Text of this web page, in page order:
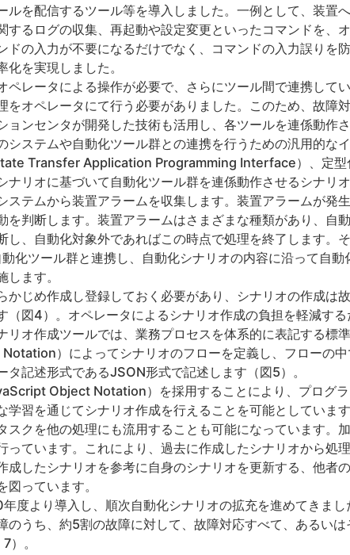
ルを配信するツール等を導入しました。一例として、装置
するログの収集、再起動や設定変更といったコマンドを、
ドの入力が不要になるだけでなく、コマンドの入力誤りを
を実現しました。
ペレータによる操作が必要で、さらにツール間で連携して
をオペレータにて行う必要がありました。このため、故障
ョンセンタが開発した技術も活用し、各ツールを連係動作
システムや自動化ツール群との連携を行うための汎用的な
Transfer Application Programming Interface）、定型
ナリオに基づいて自動化ツール群を連係動作させるシナリ
ステムから装置アラームを収集します。装置アラームが発
を判断します。装置アラームはさまざまな種類があり、自
し、自動化対象外であればこの時点で処理を終了します。
化ツール群と連携し、自動化シナリオの内容に沿って自
ます。
かじめ作成し登録しておく必要があり、シナリオの作成は
（図4）。オペレータによるシナリオ作成の負担を軽減す
リオ作成ツールでは、業務プロセスを体系的に表記する標
）によってシナリオのフローを定義し、フローの中
タ記述形式であるJSON形式で記述します（図5）。
Object Notation）を採用することにより、プログ
学習を通じてシナリオ作成を行えることを可能としていま
スクを他の処理にも流用することも可能になっています。
っています。これにより、過去に作成したシナリオから処
成したシナリオを参考に自身のシナリオを更新する、他者
図っています。
度より導入し、順次自動化シナリオの拡充を進めてきま
のうち、約5割の故障に対して、故障対応すべて、あるい
）。